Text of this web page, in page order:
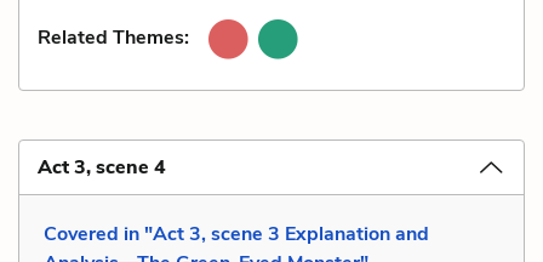
Related Themes:
Act 3, scene 4
Covered in "Act 3, scene 3 Explanation and